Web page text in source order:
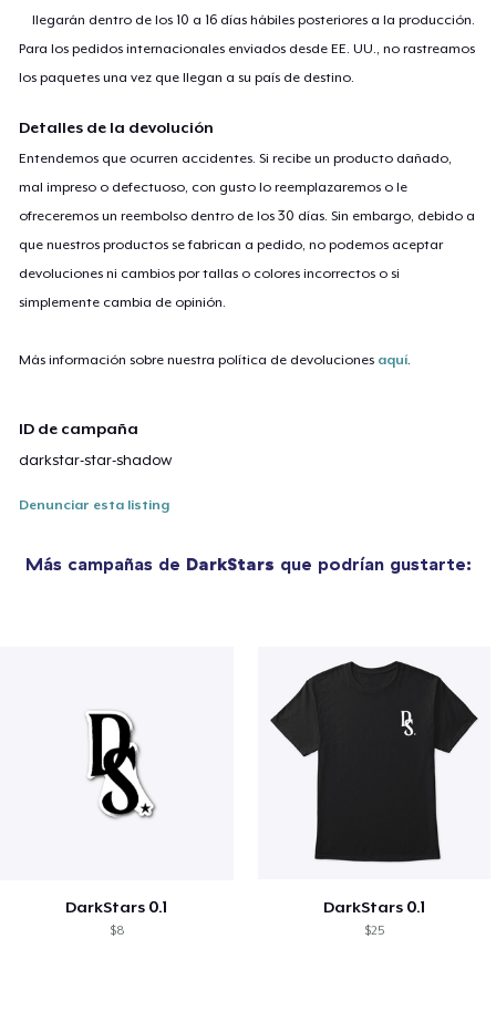
llegarán dentro de los 10 a 16 días hábiles posteriores a la producción.
Para los pedidos internacionales enviados desde EE. UU., no rastreamos
los paquetes una vez que llegan a su país de destino.
Detalles de la devolución
Entendemos que ocurren accidentes. Si recibe un producto dañado,
mal impreso o defectuoso, con gusto lo reemplazaremos o le
ofreceremos un reembolso dentro de los 30 días. Sin embargo, debido a
que nuestros productos se fabrican a pedido, no podemos aceptar
devoluciones ni cambios por tallas o colores incorrectos o si
simplemente cambia de opinión.
Más información sobre nuestra política de devoluciones aquí.
ID de campaña
darkstar-star-shadow
Denunciar esta listing
Más campañas de DarkStars que podrían gustarte:
DarkStars 0.1
$8
DarkStars 0.1
$25